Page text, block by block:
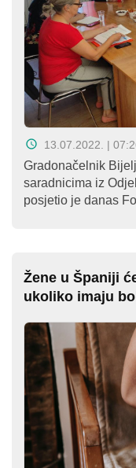
pomoć
Antitrafiking
Kampanje
Dokumenti
Javni
pozivi
13.07.2022. |
Gradonačelnik
saradnicima iz
posjetio je danas
Žene u Španiji
ukoliko imaju